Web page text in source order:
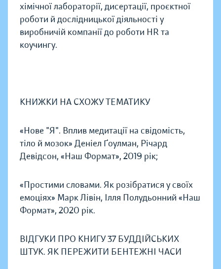
хімічної лабораторії, дисертації, проєктної
роботи й дослідницької діяльності у
виробничій компанії до роботи HR та
коучингу.
КНИЖКИ НА СХОЖУ ТЕМАТИКУ
«Нове "Я". Вплив медитації на свідомість,
тіло й мозок» Деніел Ґоулман, Річард
Девідсон, «Наш Формат», 2019 рік;
«Простими словами. Як розібратися у своїх
емоціях» Марк Лівін, Ілля Полудьонний «Наш
Формат», 2020 рік.
ВІДГУКИ ПРО КНИГУ 37 БУДДІЙСЬКИХ
ШТУК. ЯК ПЕРЕЖИТИ БЕНТЕЖНІ ЧАСИ